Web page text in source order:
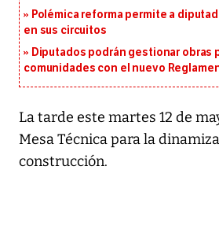
Polémica reforma permite a
en sus circuitos
Diputados podrán gestionar obras
comunidades con el nuevo
La tarde este martes 12 de
Mesa Técnica para la
construcción.